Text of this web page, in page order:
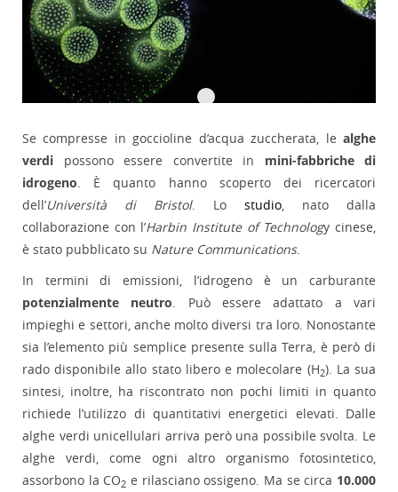
Se compresse in goccioline d’acqua zuccherata, le alghe
verdi possono essere convertite in mini-fabbriche di
idrogeno. È quanto hanno scoperto dei ricercatori
dell’Università di Bristol. Lo studio, nato dalla
collaborazione con l’Harbin Institute of Technology cinese,
è stato pubblicato su Nature Communications.
In termini di emissioni, l’idrogeno è un carburante
potenzialmente neutro. Può essere adattato a vari
impieghi e settori, anche molto diversi tra loro. Nonostante
sia l’elemento più semplice presente sulla Terra, è però di
rado disponibile allo stato libero e molecolare (H2). La sua
sintesi, inoltre, ha riscontrato non pochi limiti in quanto
richiede l’utilizzo di quantitativi energetici elevati. Dalle
alghe verdi unicellulari arriva però una possibile svolta. Le
alghe verdi, come ogni altro organismo fotosintetico,
assorbono la CO2 e rilasciano ossigeno. Ma se circa 10.000